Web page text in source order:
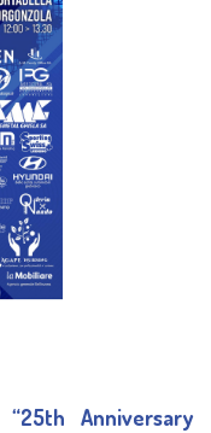
“25th Anniversary